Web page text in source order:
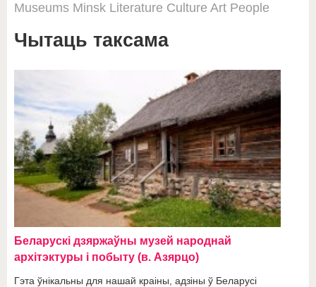
Museums Minsk Literature Culture Art People
Чытаць таксама
Беларускі дзяржаўны музей народнай
архітэктуры і побыту (в. Азярцо)
Гэта ўнікальны для нашай краіны, адзіны ў Беларусі